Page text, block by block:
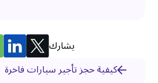
يشارك
كيفية حجز تأجير سيارات فاخرة